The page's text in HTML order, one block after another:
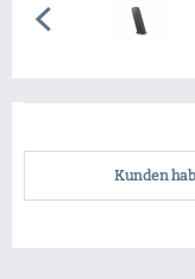
Kunden